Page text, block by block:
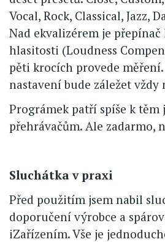
Vocal, Rock, Classical, Jazz,
Nad ekvalizérem je přepínač
hlasitosti (Loudness
pěti krocích provede
nastavení bude záležet vždy
Prográmek patří spíše k těm
přehrávačům. Ale zadarmo,
Sluchátka v praxi
Před použitím jsem nabil
doporučení výrobce a
iZařízením. Vše je